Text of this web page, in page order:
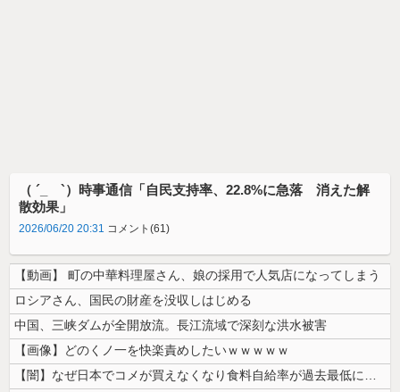
（ ´_ゝ`）時事通信「自民支持率、22.8%に急落 消えた解
散効果」
2026/06/20 20:31 コメント(61)
【動画】 町の中華料理屋さん、娘の採用で人気店になってしまう
ロシアさん、国民の財産を没収しはじめる
中国、三峡ダムが全開放流。長江流域で深刻な洪水被害
【画像】どのくノ一を快楽責めしたいｗｗｗｗｗ
【闇】なぜ日本でコメが買えなくなり食料自給率が過去最低に並んだのか？